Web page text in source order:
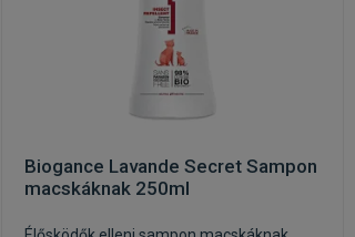
Biogance Lavande Secret Sampon
macskáknak 250ml